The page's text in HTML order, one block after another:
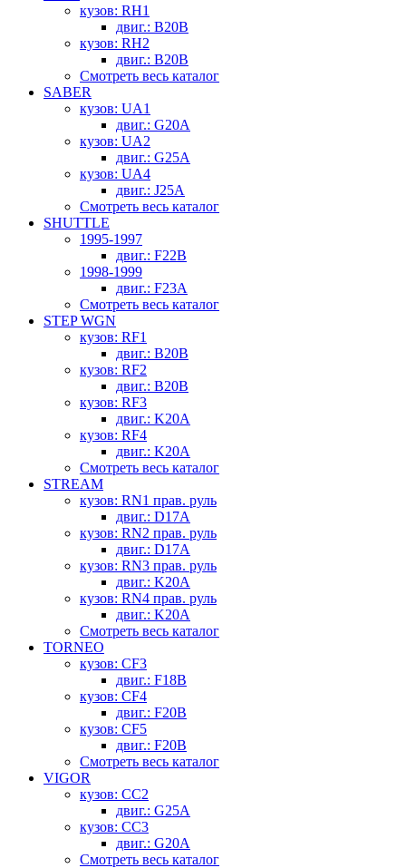
кузов: RH1
двиг.: B20B
кузов: RH2
двиг.: B20B
Смотреть весь каталог
SABER
кузов: UA1
двиг.: G20A
кузов: UA2
двиг.: G25A
кузов: UA4
двиг.: J25A
Смотреть весь каталог
SHUTTLE
1995-1997
двиг.: F22B
1998-1999
двиг.: F23A
Смотреть весь каталог
STEP WGN
кузов: RF1
двиг.: B20B
кузов: RF2
двиг.: B20B
кузов: RF3
двиг.: K20A
кузов: RF4
двиг.: K20A
Смотреть весь каталог
STREAM
кузов: RN1 прав. руль
двиг.: D17A
кузов: RN2 прав. руль
двиг.: D17A
кузов: RN3 прав. руль
двиг.: K20A
кузов: RN4 прав. руль
двиг.: K20A
Смотреть весь каталог
TORNEO
кузов: CF3
двиг.: F18B
кузов: CF4
двиг.: F20B
кузов: CF5
двиг.: F20B
Смотреть весь каталог
VIGOR
кузов: CC2
двиг.: G25A
кузов: CC3
двиг.: G20A
Смотреть весь каталог